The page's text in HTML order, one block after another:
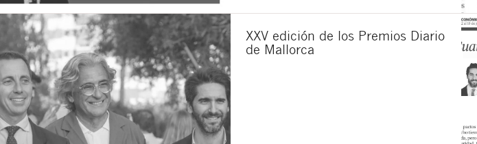
XXV edición de los Premios Diario
de Mallorca